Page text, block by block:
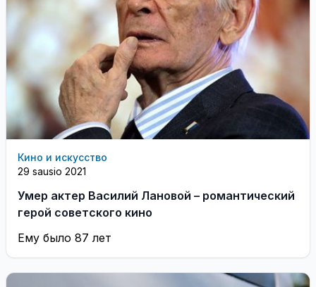
Кино и искусство
29 sausio 2021
Умер актер Василий Лановой – романтический
герой советского кино
Ему было 87 лет